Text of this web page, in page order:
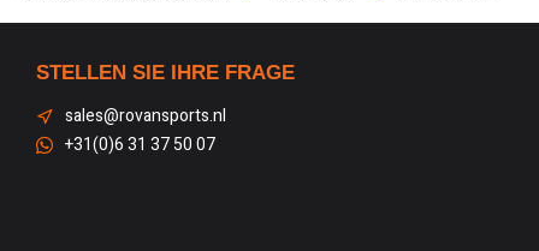
STELLEN SIE IHRE FRAGE
sales@rovansports.nl
+31(0)6 31 37 50 07